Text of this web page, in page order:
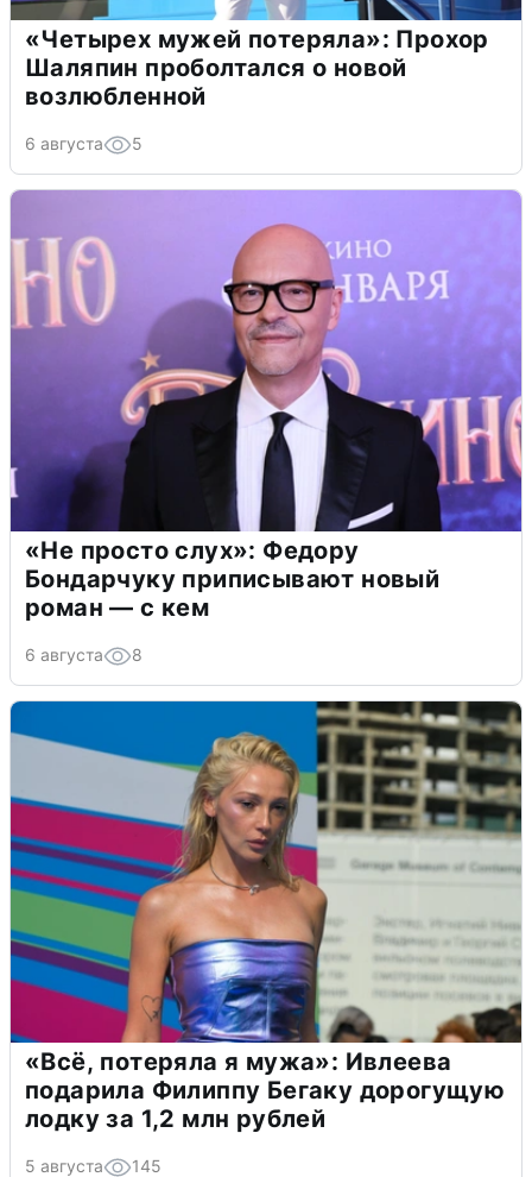
«Четырех мужей потеряла»: Прохор
Шаляпин проболтался о новой
возлюбленной
6 августа 5
«Не просто слух»: Федору
Бондарчуку приписывают новый
роман — с кем
6 августа 8
«Всё, потеряла я мужа»: Ивлеева
подарила Филиппу Бегаку дорогущую
лодку за 1,2 млн рублей
5 августа 145